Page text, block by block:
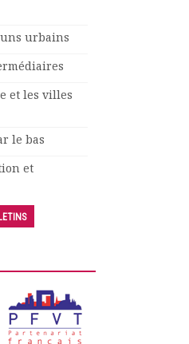
urbains
et les villes
le bas
et